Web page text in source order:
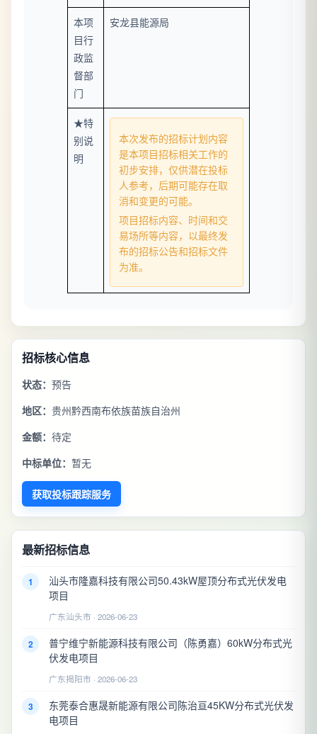
本项
目行
政监
督部
门
安龙县能源局
★特
别说
明
本次发布的招标计划内容
是本项目招标相关工作的
初步安排，仅供潜在投标
人参考，后期可能存在取
消和变更的可能。
项目招标内容、时间和交
易场所等内容，以最终发
布的招标公告和招标文件
为准。
招标核心信息
状态： 预告
地区： 贵州黔西南布依族苗族自治州
金额： 待定
中标单位： 暂无
获取投标跟踪服务
最新招标信息
1
汕头市隆嘉科技有限公司50.43kW屋顶分布式光伏发电
项目
广东汕头市 · 2026-06-23
2
普宁维宁新能源科技有限公司（陈勇嘉）60kW分布式光
伏发电项目
广东揭阳市 · 2026-06-23
3
东莞泰合惠晟新能源有限公司陈治亘45KW分布式光伏发
电项目